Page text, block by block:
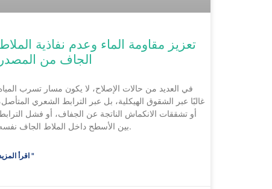
تعزيز مقاومة الماء وعدم نفاذية
الجاف من المصدر
في العديد من حالات الإصلاح، لا يكون مسار تسرب
غالبًا عبر الشقوق الهيكلية، بل عبر الترابط الشعري
أو تشققات الانكماش الناتجة عن الجفاف، أو فشل
بين الأسطح داخل الملاط الجاف نفسه.
اقرأ المزيد "